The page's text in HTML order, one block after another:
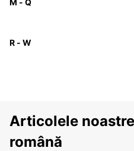
M - Q
R - W
Articolele
română